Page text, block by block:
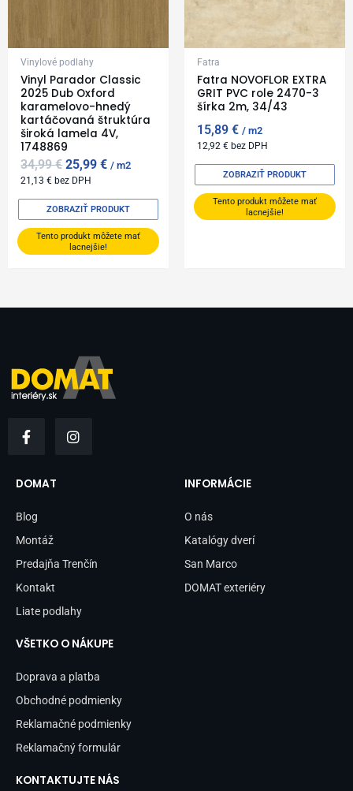
Vinylové podlahy
Vinyl Parador Classic
2025 Dub Oxford
karamelovo-hnedý
kartáčovaná štruktúra
široká lamela 4V,
1748869
34,99€ 25,99€ m2
21,13€ bez DPH
Tento produkt môžete mať
lacnejšie!
ZOBRAZIŤ PRODUKT
Fatra
Fatra NOVOFLOR EXTRA
GRIT PVC role 2470-3
šírka 2m, 34/43
15,89€ m2
12,92€ bez DPH
Tento produkt môžete mať
lacnejšie!
ZOBRAZIŤ PRODUKT
a
b
o
k
-
n
DOMAT
Blog
Montáž
Predajňa Trenčín
Kontakt
Liate podlahy
INFORMÁCIE
O nás
Katalógy dverí
San Marco
DOMAT exteriéry
VŠETKO O NÁKUPE
Doprava a platba
Obchodné podmienky
Reklamačné podmienky
Reklamačný formulár
KONTAKTUJTE NÁS